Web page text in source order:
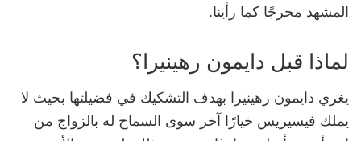
المشهد محرجًا كما رأينا.
لماذا قبل دايمون رهينيرا؟
يغري دايمون رهينيرا بهدف التشكيك في فضيلتها بحيث لا
يملك فيسيريس خيارًا آخر سوى السماح له بالزواج من